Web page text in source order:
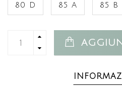
80 D 85 A 85 B